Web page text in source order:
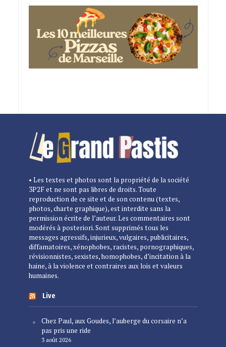
• Les textes et photos sont la propriété de la société
3P2F et ne sont pas libres de droits. Toute
reproduction de ce site et de son contenu (textes,
photos, charte graphique), est interdite sans la
permission écrite de l’auteur. Les commentaires sont
modérés à posteriori. Sont supprimés tous les
messages agressifs, injurieux, vulgaires, publicitaires,
diffamatoires, xénophobes, racistes, pornographiques,
révisionnistes, sexistes, homophobes, d’incitation à la
haine, à la violence et contraires aux lois et valeurs
humaines.
Live
Chez Paul, aux Goudes, l’auberge du corsaire n’a
pas pris une ride
3 août 2026